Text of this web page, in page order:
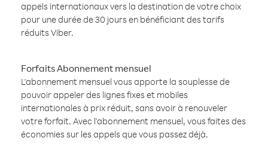
appels internationaux vers la destination de votre choix
pour une durée de 30 jours en bénéficiant des tarifs
réduits Viber.
Forfaits Abonnement mensuel
L'abonnement mensuel vous apporte la souplesse de
pouvoir appeler des lignes fixes et mobiles
internationales à prix réduit, sans avoir à renouveler
votre forfait. Avec l'abonnement mensuel, vous faites des
économies sur les appels que vous passez déjà.